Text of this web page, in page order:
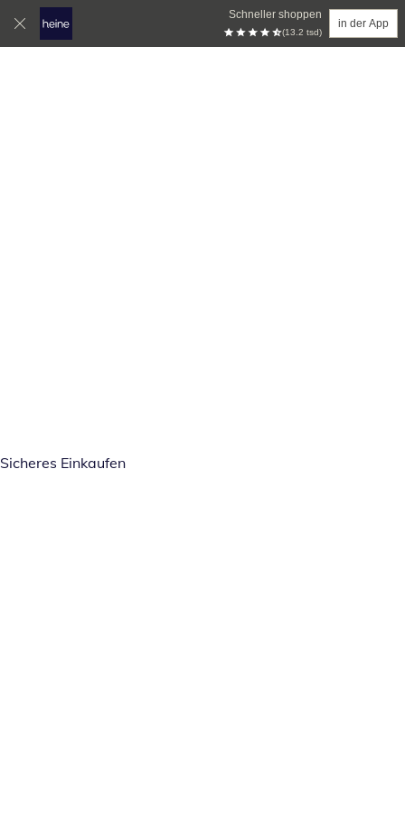
Schneller shoppen
(13.2 tsd)
in der App
Sicheres Einkaufen